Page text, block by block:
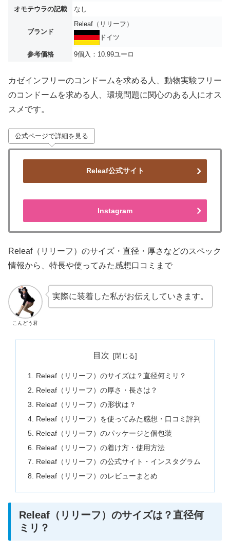
オモテウラの記載
なし
ブランド
Releaf（リリーフ）
ドイツ
参考価格 9個入：10.99ユーロ
カゼインフリーのコンドームを求める人、動物実験フリー
のコンドームを求める人、環境問題に関心のある人にオス
スメです。
公式ページで詳細を見る
Releaf公式サイト
Instagram
Releaf（リリーフ）のサイズ・直径・厚さなどのスペック
情報から、特長や使ってみた感想口コミまで
こんどう君
実際に装着した私がお伝えしていきます。
目次
Releaf（リリーフ）のサイズは？直径何ミリ？
Releaf（リリーフ）の厚さ・長さは？
Releaf（リリーフ）の形状は？
Releaf（リリーフ）を使ってみた感想・口コミ評判
Releaf（リリーフ）のパッケージと個包装
Releaf（リリーフ）の着け方・使用方法
Releaf（リリーフ）の公式サイト・インスタグラム
Releaf（リリーフ）のレビューまとめ
Releaf（リリーフ）のサイズは？直径何
ミリ？